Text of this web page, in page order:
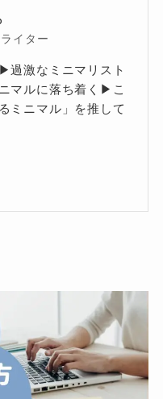
イター
過激なミニマリスト
マルに落ち着く▶こ
ミニマル」を推して